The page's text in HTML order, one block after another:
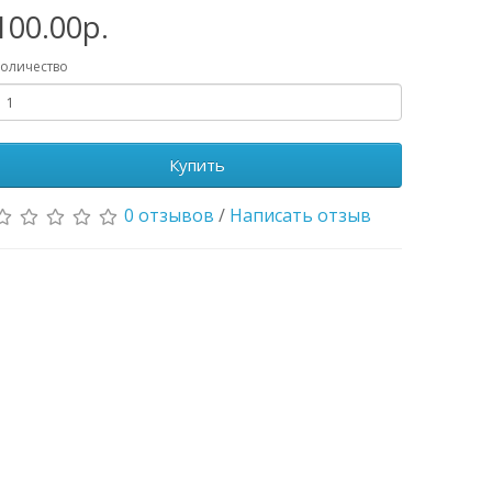
Купить
0 отзывов / Написать отзыв